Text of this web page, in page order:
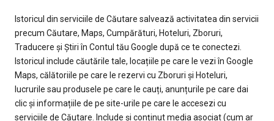
Istoricul din serviciile de Căutare salvează activitatea din servicii
precum Căutare, Maps, Cumpărături, Hoteluri, Zboruri,
Traducere și Știri în Contul tău Google după ce te conectezi.
Istoricul include căutările tale, locațiile pe care le vezi în Google
Maps, călătoriile pe care le rezervi cu Zboruri și Hoteluri,
lucrurile sau produsele pe care le cauți, anunțurile pe care dai
clic și informațiile de pe site-urile pe care le accesezi cu
serviciile de Căutare. Include și conținut media asociat (cum ar